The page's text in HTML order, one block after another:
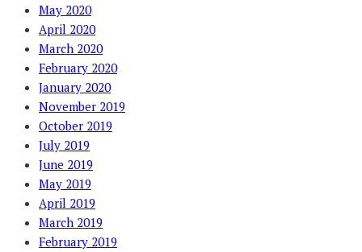
May 2020
April 2020
March 2020
February 2020
January 2020
November 2019
October 2019
July 2019
June 2019
May 2019
April 2019
March 2019
February 2019